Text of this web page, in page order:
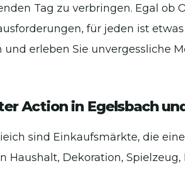
Tag zu verbringen. Egal ob
für jeden ist
erleben Sie unvergessliche
Action in Egelsbach
sind Einkaufsmärkte, die
Haushalt, Dekoration,